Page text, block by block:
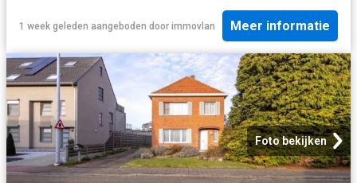
1 week geleden aangeboden door immovlan Meer informatie
Foto bekijken